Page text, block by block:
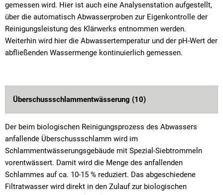
gemessen wird. Hier ist auch eine Analysenstation aufgestellt,
über die automatisch Abwasserproben zur Eigenkontrolle der
Reinigungsleistung des Klärwerks entnommen werden.
Weiterhin wird hier die Abwassertemperatur und der pH-Wert der
abfließenden Wassermenge kontinuierlich gemessen.
Überschussschlammentwässerung (10)
Der beim biologischen Reinigungsprozess des Abwassers
anfallende Überschussschlamm wird im
Schlammentwässerungsgebäude mit Spezial-Siebtrommeln
vorentwässert. Damit wird die Menge des anfallenden
Schlammes auf ca. 10-15 % reduziert. Das abgeschiedene
Filtratwasser wird direkt in den Zulauf zur biologischen